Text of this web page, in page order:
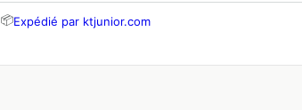
📦Expédié par ktjunior.com